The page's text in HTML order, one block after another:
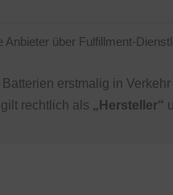
über Fulfillment-
erstmalig in
rechtlich als „Hersteller“